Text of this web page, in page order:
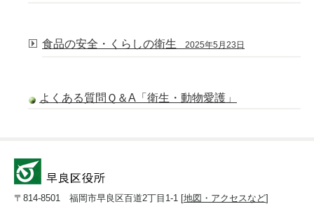
食品の安全・くらしの衛生 2025年5月23日
よくある質問Ｑ＆A「衛生・動物愛護」
〒814-8501 福岡市早良区百道2丁目1-1 [地図・アクセスなど]